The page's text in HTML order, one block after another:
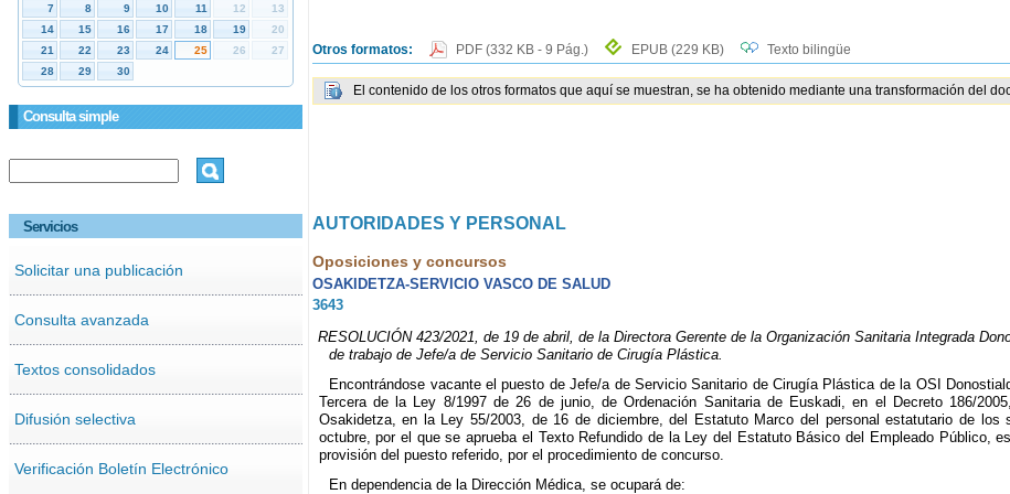
Consulta simple
Servicios
Solicitar una publicación
Consulta avanzada
Textos consolidados
Difusión selectiva
Verificación Boletín Electrónico
Otros formatos: PDF (332 KB - 9 Pág.) EPUB (229 KB) Texto bilingüe
El contenido de los otros formatos que aquí se muestran, se ha obtenido mediante una transformación del
AUTORIDADES Y PERSONAL
Oposiciones y concursos
OSAKIDETZA-SERVICIO VASCO DE SALUD
3643
RESOLUCIÓN 423/2021, de 19 de abril, de la Directora Gerente de la Organización Sanitaria Integrada
de trabajo de Jefe/a de Servicio Sanitario de Cirugía Plástica.
Encontrándose vacante el puesto de Jefe/a de Servicio Sanitario de Cirugía Plástica de la OSI
Tercera de la Ley 8/1997 de 26 de junio, de Ordenación Sanitaria de Euskadi, en el Decreto 186/
Osakidetza, en la Ley 55/2003, de 16 de diciembre, del Estatuto Marco del personal estatutario de
octubre, por el que se aprueba el Texto Refundido de la Ley del Estatuto Básico del Empleado Público,
provisión del puesto referido, por el procedimiento de concurso.
En dependencia de la Dirección Médica, se ocupará de: